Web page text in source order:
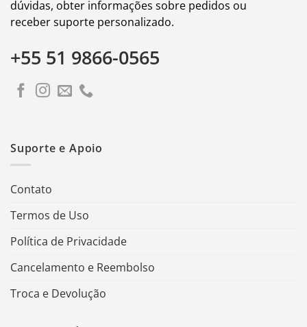
dúvidas, obter informações sobre pedidos ou
receber suporte personalizado.
+55 51 9866-0565
Suporte e Apoio
Contato
Termos de Uso
Política de Privacidade
Cancelamento e Reembolso
Troca e Devolução